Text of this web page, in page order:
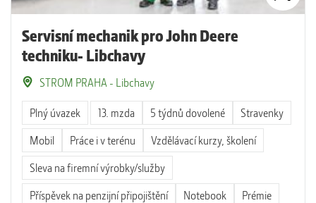
Servisní mechanik pro John Deere
techniku- Libchavy
STROM PRAHA - Libchavy
Plný úvazek 13. mzda 5 týdnů dovolené
Stravenky
Mobil
Práce i v terénu
Vzdělávací kurzy, školení
Sleva na firemní výrobky/služby
Příspěvek na penzijní připojištění
Notebook
Prémie